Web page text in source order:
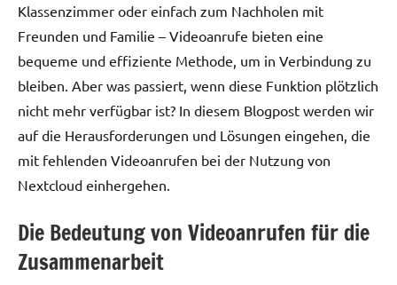
Klassenzimmer oder einfach zum Nachholen mit
Freunden und Familie – Videoanrufe bieten eine
bequeme und effiziente Methode, um in Verbindung zu
bleiben. Aber was passiert, wenn diese Funktion plötzlich
nicht mehr verfügbar ist? In diesem Blogpost werden wir
auf die Herausforderungen und Lösungen eingehen, die
mit fehlenden Videoanrufen bei der Nutzung von
Nextcloud einhergehen.
Die Bedeutung von Videoanrufen für die
Zusammenarbeit